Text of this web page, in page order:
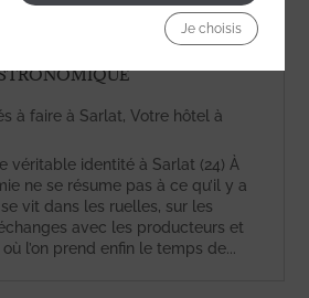
à faire à Sarlat,Votre hôtel à
véritable identité à Sarlat (24) À
ne se résume pas à ce qu’il y a
se vit dans les ruelles, sur les
avec les producteurs et
l’on prend enfin le temps de...
Je choisis